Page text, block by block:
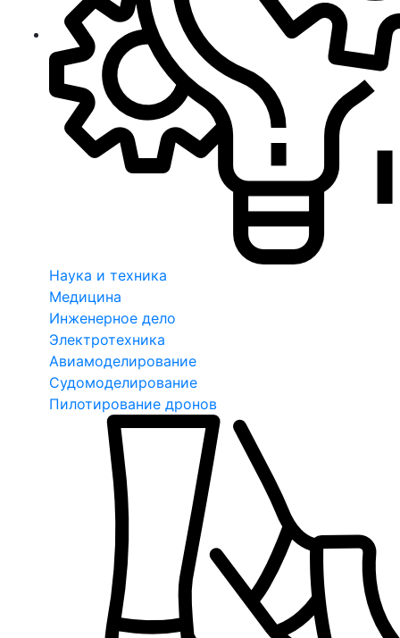
Наука и техника
Медицина
Инженерное дело
Электротехника
Авиамоделирование
Судомоделирование
Пилотирование дронов